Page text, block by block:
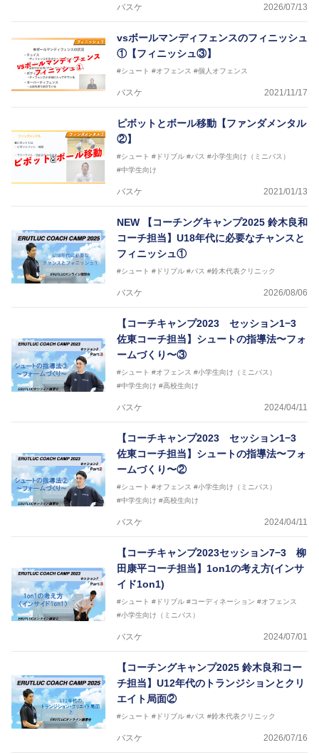
バスケ 2026/07/13
vsボールマンディフェンスのフィニッシュ
①【フィニッシュ③】
#シュート #オフェンス #個人オフェンス
バスケ 2021/11/17
ピボットとボール移動【ファンダメンタル
②】
#シュート #ドリブル #パス #小学生向け（ミニバス）
#中学生向け
バスケ 2021/01/13
NEW
【コーチングキャンプ2025 鈴木良和
コーチ担当】U18年代に必要なチャンスと
フィニッシュ①
#シュート #ドリブル #パス #鈴木代表クリニック
バスケ 2026/08/06
【コーチキャンプ2023 セッション1−3
佐東コーチ担当】シュートの指導法〜フォ
ームづくり〜③
#シュート #オフェンス #小学生向け（ミニバス）
#中学生向け #高校生向け
バスケ 2024/04/11
【コーチキャンプ2023 セッション1−3
佐東コーチ担当】シュートの指導法〜フォ
ームづくり〜②
#シュート #オフェンス #小学生向け（ミニバス）
#中学生向け #高校生向け
バスケ 2024/04/11
【コーチキャンプ2023セッション7−3 柳
田康平コーチ担当】1on1の考え方(インサ
イド1on1)
#シュート #ドリブル #コーディネーション #オフェンス
#小学生向け（ミニバス）
バスケ 2024/07/01
【コーチングキャンプ2025 鈴木良和コー
チ担当】U12年代のトランジションとクリ
エイト局面②
#シュート #ドリブル #パス #鈴木代表クリニック
バスケ 2026/07/16